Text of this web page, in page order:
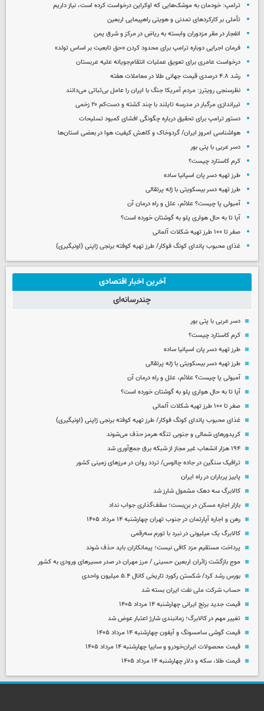
ترامپ: خودمان به موشک‌هایی که اوکراین درخواست کرده است، نیاز داریم
تأملی بر کارکردهای تمدنی و هویتی راهپیمایی اربعین
انفجار در مقر مزدوران وابسته به ریاض در مرکز و شرق یمن
فرمان اجرایی دوباره ترامپ برای محدود کردن «حق تابعیت بر اساس تولد»
درخواست عامری برای تعویق عملیات انتقام‌جویانه علیه عربستان
رشد ۴.۸ درصدی قیمت جهانی طلا در معاملات هفته
نظرسنجی رویترز: مردم آمریکا جنگ با ایران را عامل بی‌ثباتی می‌دانند
تیراندازی مرگبار در مدرسه‌ تایلند با چند کشته و دست‌کم ۲۰ زخمی
دستور ترامپ برای تحقیق درباره چگونگی افشای کمبود تسلیحات
هواشناسی امروز ایران/ گردوخاک و کاهش کیفیت هوا در بعضی استان‌ها
دسر عربی با پتی بور
کرم کاستارد چیست؟
طرز تهیه دسر پان اسپانیا ساده
طرز تهیه دسر بیسکویتی با ژله پرتقالی
آمبولی پا چیست؟ علائم، علل و راه درمان آن
آیا تا به حال هواری پلو به گوشتان خورده است؟
صفر تا ۱۰۰ طرز تهیه شکلات آلمانی
غذای محبوب پاندای کونگ فوکار/ طرز تهیه کوفته برنجی ژاپنی (اونیگیری)
آخرین اخبار اقتصادی
چندرسانه‌ای
دسر عربی با پتی بور
کرم کاستارد چیست؟
طرز تهیه دسر پان اسپانیا ساده
طرز تهیه دسر بیسکویتی با ژله پرتقالی
آمبولی پا چیست؟ علائم، علل و راه درمان آن
آیا تا به حال هواری پلو به گوشتان خورده است؟
صفر تا ۱۰۰ طرز تهیه شکلات آلمانی
غذای محبوب پاندای کونگ فوکار/ طرز تهیه کوفته برنجی ژاپنی (اونیگیری)
کریدورهای شمالی و جنوبی تنگه هرمز حذف می‌شوند
۱۹۴ هزار انشعاب غیر مجاز از شبکه برق جمع‌آوری شد
ترافیک سنگین در جاده چالوس/ تردد روان در مرزهای زمینی کشور
پاییز پرباران در راه ایران
کالابرگ سه دهک مشمول شارز شد
بازار اجاره مسکن در بن‌بست؛ سقف‌گذاری جواب نداد
رهن و اجاره آپارتمان در جنوب تهران چهارشنبه ۱۴ مرداد ۱۴۰۵
کالابرگ یک میلیونی در نبرد با تورم سه‌رقمی
پرداخت مستقیم مزد کافی نیست؛ پیمانکاران باید حذف شوند
موج بازگشت زائران اربعین حسینی / مرز مهران در صدر مسیرهای ورودی به کشور
بورس رشد کرد/ شکستن رکورد تاریخی کانال ۵.۴ میلیون واحدی
حساب‌ شرکت ملی نفت ایران بسته شد
قیمت جدید برنج ایرانی چهارشنبه ۱۴ مرداد ۱۴۰۵
تغییر مهم در کالابرگ؛ زمانبندی‌ شارژ اعتبار عوض شد
قیمت گوشی سامسونگ و آیفون چهارشنبه ۱۴ مرداد ۱۴۰۵
قیمت محصولات ایران‌خودرو و سایپا چهارشنبه ۱۴ مرداد ۱۴۰۵
قیمت طلا، سکه و دلار چهارشنبه ۱۴ مرداد ۱۴۰۵